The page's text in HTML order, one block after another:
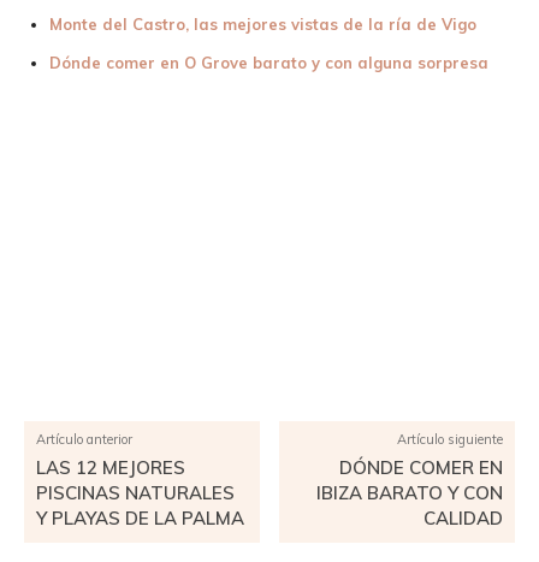
Monte del Castro, las mejores vistas de la ría de Vigo
Dónde comer en O Grove barato y con alguna sorpresa
Artículo anterior
LAS 12 MEJORES
PISCINAS NATURALES
Y PLAYAS DE LA PALMA
Artículo siguiente
DÓNDE COMER EN
IBIZA BARATO Y CON
CALIDAD